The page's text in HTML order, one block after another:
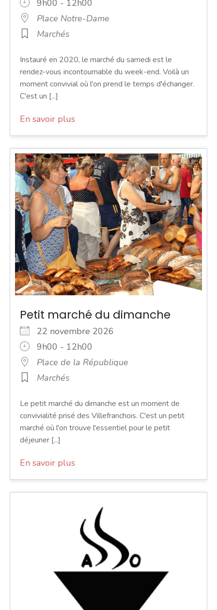
9h00 - 12h00
Place Notre-Dame
Marchés
Instauré en 2020, le marché du samedi est le
rendez-vous incontournable du week-end. Voilà un
moment convivial où l'on prend le temps d'échanger.
C'est un [...]
En savoir plus
Petit marché du dimanche
22 novembre 2026
9h00 - 12h00
Place de la République
Marchés
Le petit marché du dimanche est un moment de
convivialité prisé des Villefranchois. C'est un petit
marché où l'on trouve l'essentiel pour le petit
déjeuner [...]
En savoir plus